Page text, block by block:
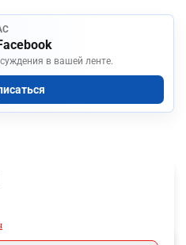
в вашей ленте.